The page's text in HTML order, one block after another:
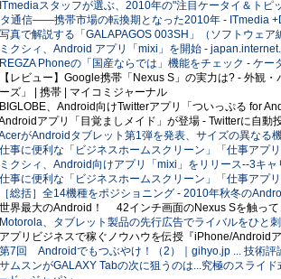
スタッフが選ぶ、2010年の"注目ケータイ＆ト
通信――携帯市場の転換期となった2010年 - ITmedia
真で解説する「GALAPAGOS 003SH」（ソフトウェ
クシィ、Android アプリ「mixi」を開始 -
Phoneの「国産ならでは」機能をチェック - ケー
レビュー】Google携帯「Nexus S」の実力は? - 外観
ズ」 | 携帯 | マイコミジャーナル
、Android向けTwitterアプリ「ついっぷる for
アプリ「目覚ましメイド」が登場 - Twitterに自動
がAndroidタブレット第1弾を発表、サイズの異なる
事に便利な「ビジネスホームスクリーン」「仕事アプ
クシィ、Android向けアプリ「mixi」をリリース--3キ
事に便利な「ビジネスホームスクリーン」「仕事アプ
総括］全14機種をポジショニング - 2010年秋冬の
界最大のAndroid！ 42インチ画面のNexus Sを触って
、タブレット製品の先行広告でライバルをひと
プリビジネスで稼ぐノウハウを伝授『iPhone/Android
7回 Androidでもつぶやけ！（2）｜gihyo.jp ... 技術評
ムスンがGALAXY Tabの次に狙うのは...究極のスライ